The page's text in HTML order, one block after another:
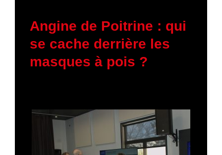
Angine de Poitrine : qui
se cache derrière les
masques à pois ?